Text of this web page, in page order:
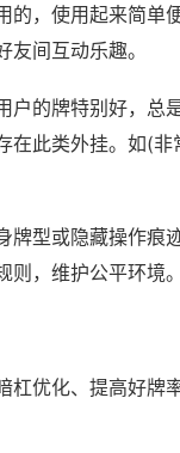
的，使用起来简单
间互动乐趣。
户的牌特别好，总
在此类外挂。如(非
型或隐藏操作痕
，维护公平环境。
杠优化、提高好牌